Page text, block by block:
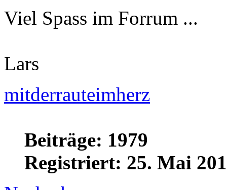
Viel Spass im Forrum ...
mitderrauteimherz
Beiträge: 1979
Registriert: 25. Mai